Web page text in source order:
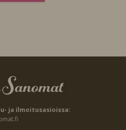
ja ilmoitusasioissa: